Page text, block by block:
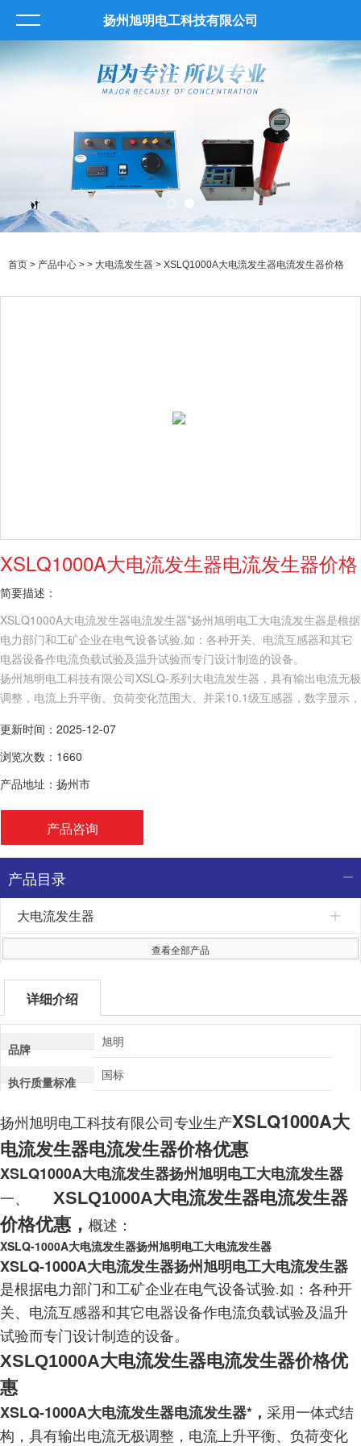
扬州旭明电工科技有限公司
首页 > 产品中心 > > 大电流发生器 > XSLQ1000A大电流发生器电流发生器价格
XSLQ1000A大电流发生器电流发生器价格
简要描述：
XSLQ1000A大电流发生器电流发生器*扬州旭明电工大电流发生器是根据
电力部门和工矿企业在电气设备试验.如：各种开关、电流互感器和其它
电器设备作电流负载试验及温升试验而专门设计制造的设备。
扬州旭明电工科技有限公司XSLQ-系列大电流发生器，具有输出电流无极
调整，电流上升平衡、负荷变化范围大、并采10.1级互感器，数字显示，
更新时间：2025-12-07
浏览次数：1660
产品地址：扬州市
产品咨询
产品目录
大电流发生器
查看全部产品
详细介绍
品牌 旭明
执行质量标准 国标
扬州旭明电工科技有限公司专业生产XSLQ1000A大
电流发生器电流发生器价格优惠
XSLQ1000A大电流发生器扬州旭明电工大电流发生器
一、
XSLQ1000A大电流发生器电流发生器
价格优惠 ， 概述：
XSLQ-1000A大电流发生器扬州旭明电工大电流发生器
XSLQ-1000A大电流发生器扬州旭明电工大电流发生器
是根据电力部门和工矿企业在电气设备试验.如：各种开
关、电流互感器和其它电器设备作电流负载试验及温升
试验而专门设计制造的设备。
XSLQ1000A大电流发生器电流发生器价格优
惠
XSLQ-1000A大电流发生器电流发生器*， 采用一体式结
构，具有输出电流无极调整，电流上升平衡、负荷变化